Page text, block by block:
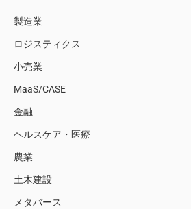
製造業
ロジスティクス
小売業
MaaS/CASE
金融
ヘルスケア・医療
農業
土木建設
メタバース